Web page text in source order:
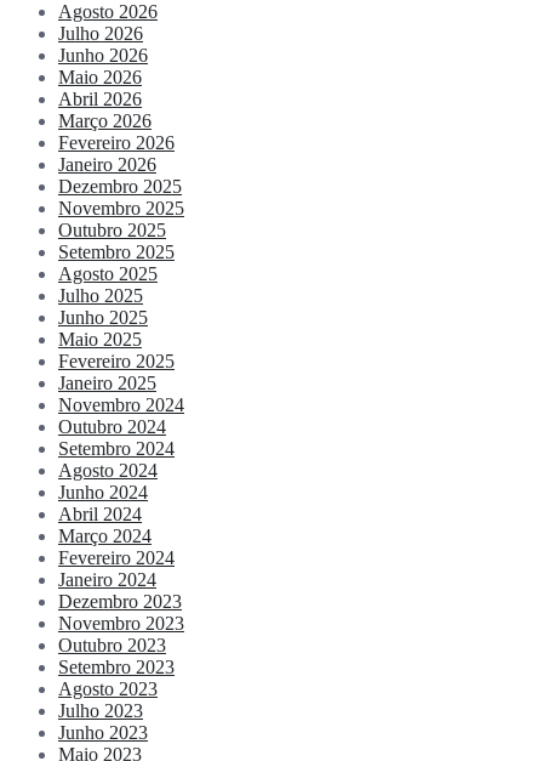
Agosto 2026
Julho 2026
Junho 2026
Maio 2026
Abril 2026
Março 2026
Fevereiro 2026
Janeiro 2026
Dezembro 2025
Novembro 2025
Outubro 2025
Setembro 2025
Agosto 2025
Julho 2025
Junho 2025
Maio 2025
Fevereiro 2025
Janeiro 2025
Novembro 2024
Outubro 2024
Setembro 2024
Agosto 2024
Junho 2024
Abril 2024
Março 2024
Fevereiro 2024
Janeiro 2024
Dezembro 2023
Novembro 2023
Outubro 2023
Setembro 2023
Agosto 2023
Julho 2023
Junho 2023
Maio 2023